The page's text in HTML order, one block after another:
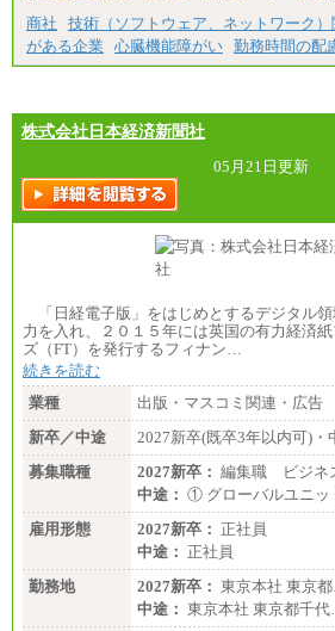
商社
技術（ソフトウェア、ネットワーク）
がある企業
心臓機能障がい 勤務時間の配
株式会社日本経済新聞社
05月21日更新
「日経電子版」をはじめとするデジタル
力を入れ、２０１５年には英国の有力経済
ズ（FT）を発行するフィナン…
続きを読む
業種
出版・マスコミ関連・広告
新卒／中途
2027新卒(既卒3年以内可)・
募集職種
2027新卒： 編集職 ビジネ
中途： ① グローバルユニ
雇用形態
2027新卒： 正社員
中途： 正社員
勤務地
2027新卒： 東京本社 東京
中途： 東京本社 東京都千